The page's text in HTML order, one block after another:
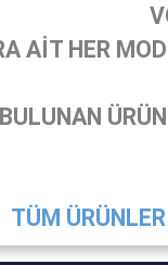
AİT HER
TÜM